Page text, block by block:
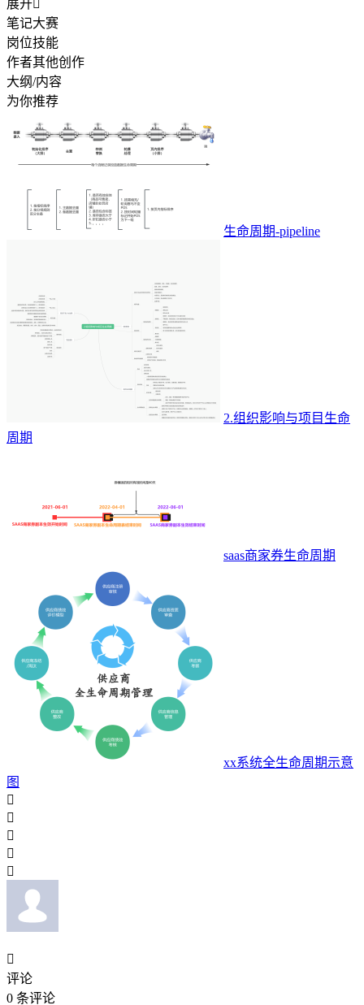
展开
笔记大赛
岗位技能
作者其他创作
大纲/内容
为你推荐
生命周期-pipeline
2.组织影响与项目生命
周期
saas商家券生命周期
xx系统全生命周期示意
图






评论
0 条评论